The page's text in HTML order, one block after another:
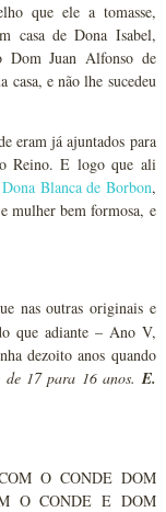
que ele a tomasse,
casa de Dona Isabel,
Juan Alfonso de
casa, e não lhe sucedeu
eram já ajuntados para
Reino. E logo que ali
Dona Blanca de Borbon,
e mulher bem formosa, e
nas outras originais e
que adiante – Ano V,
dezoito anos quando
de 17 para 16 anos.E.
O CONDE DOM
O CONDE E DOM